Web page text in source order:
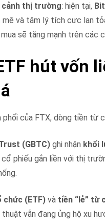
cảnh thị trường: hiện tại,
mẽ và tâm lý tích cực lan
sẽ tăng mạnh trên các
hút vốn
phối của FTX, dòng tiền từ
(GBTC) ghi nhận khối
cổ phiếu gắn liền với thị
chức (ETF) và tiền “lẻ” từ
vẫn đang ủng hộ xu